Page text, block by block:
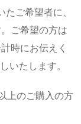
ご希望者に、
ご希望の方は
時にお伝えく
いたします。
上のご購入の方